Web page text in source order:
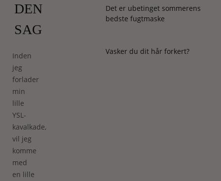
DEN
SAG
Inden
jeg
forlader
min
lille
YSL-
kavalkade,
vil jeg
komme
med
en lille
Det er ubetinget sommerens
bedste fugtmaske
Vasker du dit hår forkert?